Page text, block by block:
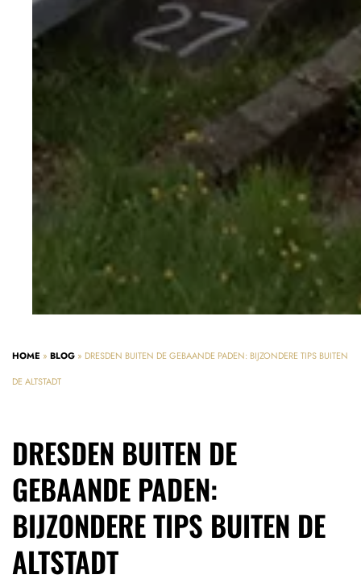
HOME » BLOG » DRESDEN BUITEN DE GEBAANDE PADEN: BIJZONDERE TIPS BUITEN
DE ALTSTADT
DRESDEN BUITEN DE
GEBAANDE PADEN:
BIJZONDERE TIPS BUITEN DE
ALTSTADT